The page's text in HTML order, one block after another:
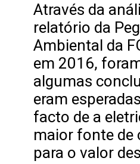
Através da
relatório da
Ambiental da
em 2016,
algumas
eram
facto de a
maior fonte de
para o valor